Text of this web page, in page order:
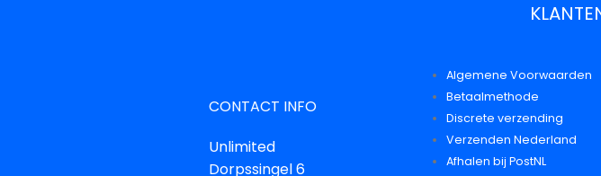
CONTACT INFO
Unlimited
Dorpssingel 6
Algemene Voorwaarden
Betaalmethode
Discrete verzending
Verzenden Nederland
Afhalen bij PostNL